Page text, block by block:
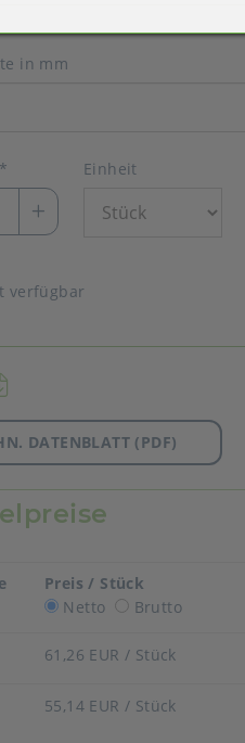
in mm
* Einheit
verfügbar
DATENBLATT (PDF)
Preis / Stück
Netto
Brutto
61,26 EUR / Stück
55,14 EUR / Stück